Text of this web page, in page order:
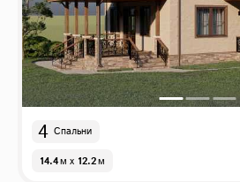
4 Спальни
14.4м x 12.2м